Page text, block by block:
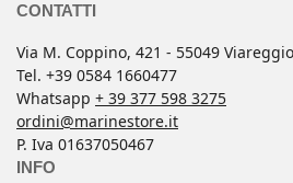
CONTATTI
Via M. Coppino, 421 - 55049
Tel. +39 0584 1660477
Whatsapp + 39 377 598 3275
ordini@marinestore.it
P. Iva 01637050467
INFO